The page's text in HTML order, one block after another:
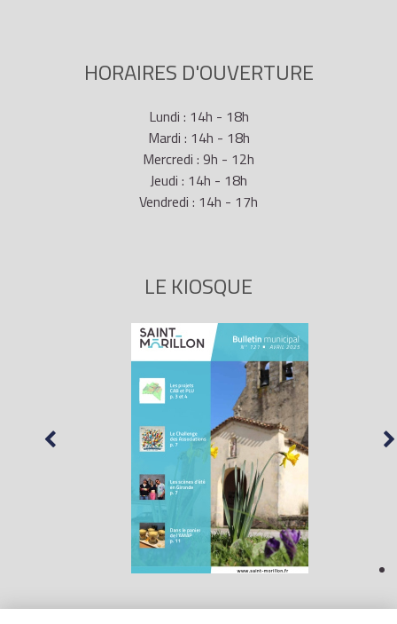
HORAIRES D'OUVERTURE
Lundi : 14h - 18h
Mardi : 14h - 18h
Mercredi : 9h - 12h
Jeudi : 14h - 18h
Vendredi : 14h - 17h
LE KIOSQUE